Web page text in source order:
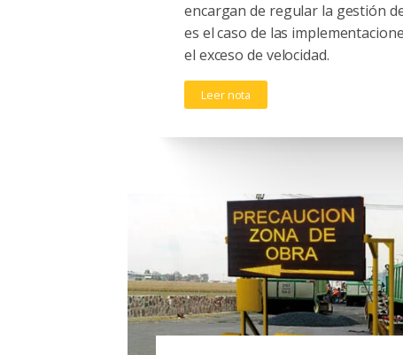
encargan de regular la gestión
es el caso de las
el exceso de velocidad.
Leer nota